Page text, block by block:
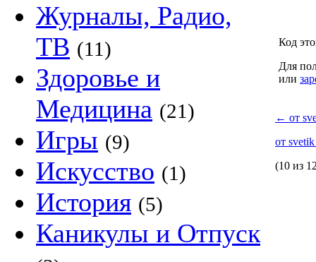
Журналы, Радио,
ТВ (11)
Здоровье и
Медицина (21)
Игры (9)
Искусство (1)
История (5)
Каникулы и Отпуск
Код
Для
или
← от
от
(10 из